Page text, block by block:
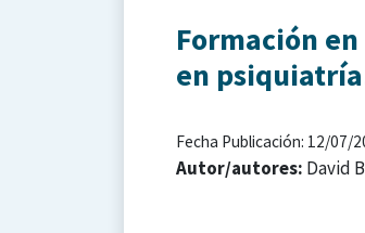
Formación
en
Fecha Publicación: 12/07/
Autor/autores: David